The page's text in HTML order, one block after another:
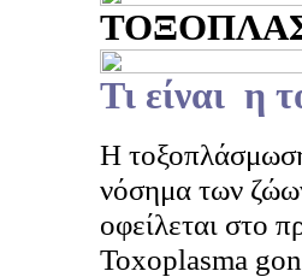
Τι είναι η
Η
νόσημα των
οφείλεται στο
Toxoplasma